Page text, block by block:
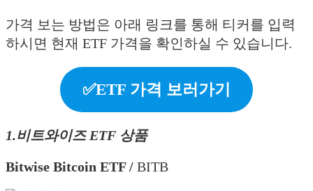
가격 보는 방법은 아래 링크를 통해 티커를 입력
하시면 현재 ETF 가격을 확인하실 수 있습니다.
✅ETF 가격 보러가기
1.비트와이즈 ETF 상품
Bitwise Bitcoin ETF / BITB